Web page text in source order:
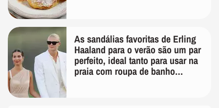
As sandálias favoritas de Erling
Haaland para o verão são um par
perfeito, ideal tanto para usar na
praia com roupa de banho